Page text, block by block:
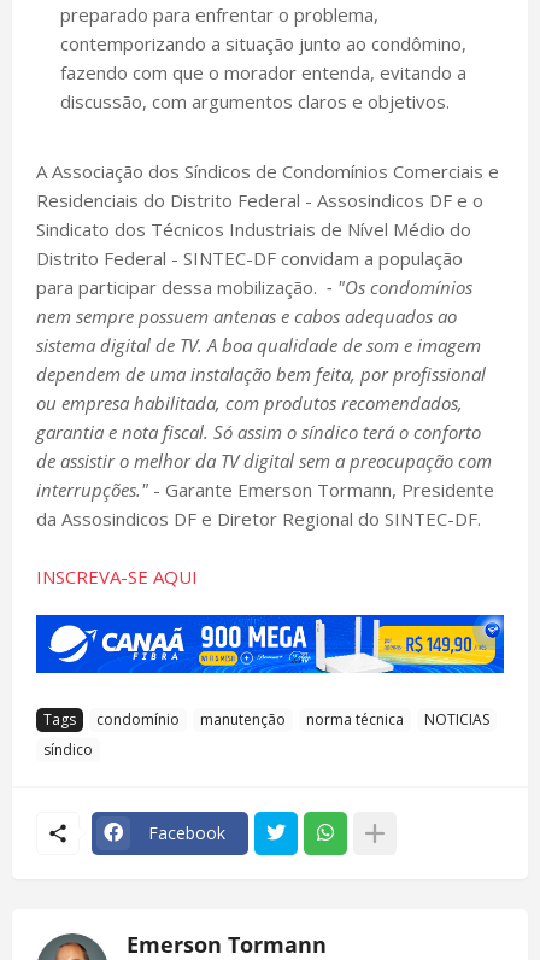
preparado para enfrentar o problema,
contemporizando a situação junto ao condômino,
fazendo com que o morador entenda, evitando a
discussão, com argumentos claros e objetivos.
A Associação dos Síndicos de Condomínios Comerciais e
Residenciais do Distrito Federal - Assosindicos DF e o
Sindicato dos Técnicos Industriais de Nível Médio do
Distrito Federal - SINTEC-DF convidam a população
para participar dessa mobilização. - "Os condomínios
nem sempre possuem antenas e cabos adequados ao
sistema digital de TV. A boa qualidade de som e imagem
dependem de uma instalação bem feita, por profissional
ou empresa habilitada, com produtos recomendados,
garantia e nota fiscal. Só assim o síndico terá o conforto
de assistir o melhor da TV digital sem a preocupação com
interrupções." - Garante Emerson Tormann, Presidente
da Assosindicos DF e Diretor Regional do SINTEC-DF.
INSCREVA-SE AQUI
Tags condomínio manutenção norma técnica
NOTICIAS
síndico
Facebook
Emerson Tormann